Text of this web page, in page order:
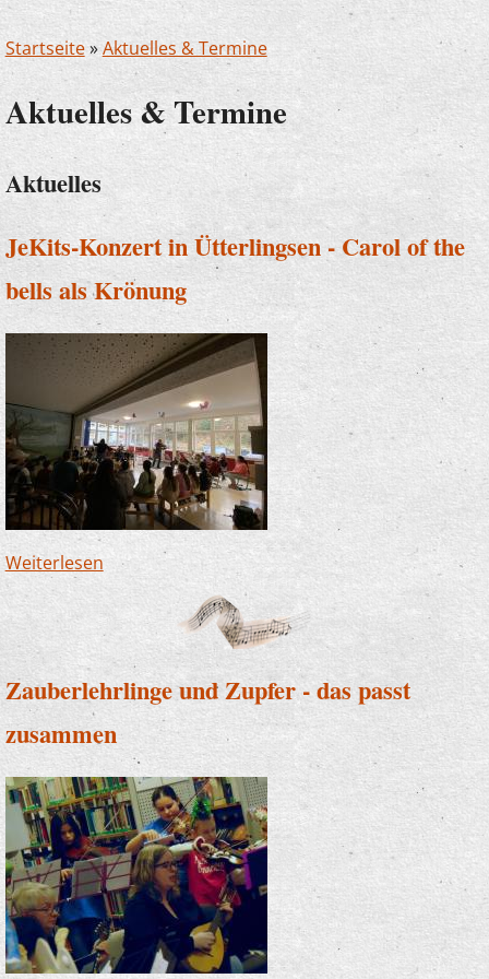
Startseite»Aktuelles & Termine
Aktuelles & Termine
Aktuelles
JeKits-Konzert in Ütterlingsen - Carol of the
bells als Krönung
Weiterlesen über JeKits-Konzert in Ütterlingsen - Carol of
the bells als Krönung
Zauberlehrlinge und Zupfer - das passt
zusammen